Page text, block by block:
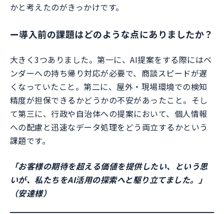
かと考えたのがきっかけです。
ー導入前の課題はどのような点にありましたか？
大きく3つありました。第一に、AI提案をする際にはベ
ンダーへの持ち帰り対応が必要で、商談スピードが遅
くなっていたこと。第二に、屋外・現場環境での検知
精度が担保できるかどうかの不安があったこと。そし
て第三に、行政や自治体への提案において、個人情報
への配慮と迅速なデータ処理をどう両立するかという
課題です。
「お客様の期待を超える価値を提供したい、という思
いが、私たちをAI活用の探索へと駆り立てました。」
（安達様）